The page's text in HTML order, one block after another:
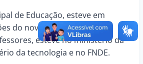
de Educação, esteve em
do novo FUNDEB e do Piso
esteve no ministério da
da tecnologia e no FNDE.